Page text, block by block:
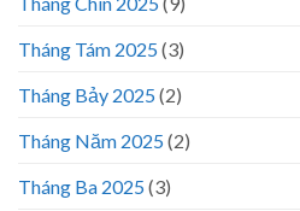
Tháng Tám 2025(3)
Tháng Bảy 2025(2)
Tháng Năm 2025(2)
Tháng Ba 2025(3)